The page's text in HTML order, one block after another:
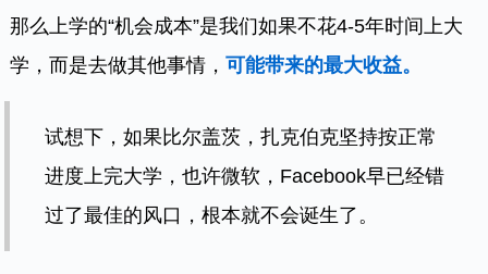
那么上学的“机会成本”是我们如果不花4-5年时间上大
学，而是去做其他事情，可能带来的最大收益。
试想下，如果比尔盖茨，扎克伯克坚持按正常
进度上完大学，也许微软，Facebook早已经错
过了最佳的风口，根本就不会诞生了。